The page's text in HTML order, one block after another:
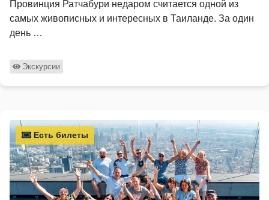
Провинция Ратчабури недаром считается одной из
самых живописных и интересных в Таиланде. За один
день …
Экскурсии
Есть билеты